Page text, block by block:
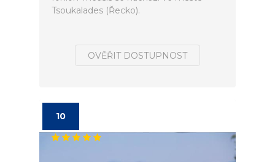
Tsoukalades (Řecko).
OVĚŘIT DOSTUPNOST
10